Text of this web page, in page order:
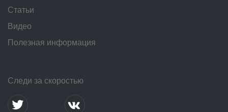
Статьи
Видео
Полезная информация
Следи за скоростью